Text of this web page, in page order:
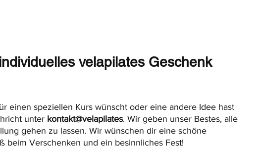
velapilates Geschenk
einen speziellen Kurs wünscht oder eine andere Idee hast
unter kontakt@velapilates. Wir geben unser Bestes, alle
gehen zu lassen. Wir wünschen dir eine schöne
beim Verschenken und ein besinnliches Fest!